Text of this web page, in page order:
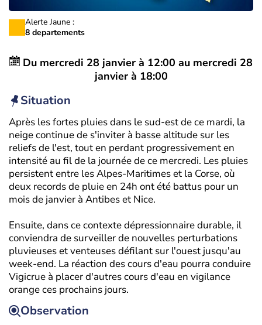
Alerte Jaune :
8 departements
Du mercredi 28 janvier à 12:00 au mercredi 28
janvier à 18:00
Situation
Après les fortes pluies dans le sud-est de ce mardi, la
neige continue de s'inviter à basse altitude sur les
reliefs de l'est, tout en perdant progressivement en
intensité au fil de la journée de ce mercredi. Les pluies
persistent entre les Alpes-Maritimes et la Corse, où
deux records de pluie en 24h ont été battus pour un
mois de janvier à Antibes et Nice.
Ensuite, dans ce contexte dépressionnaire durable, il
conviendra de surveiller de nouvelles perturbations
pluvieuses et venteuses défilant sur l'ouest jusqu'au
week-end. La réaction des cours d'eau pourra conduire
Vigicrue à placer d'autres cours d'eau en vigilance
orange ces prochains jours.
Observation